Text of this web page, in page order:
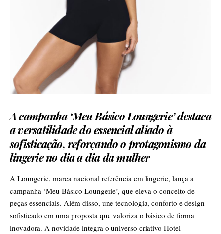
A campanha ‘Meu Básico Loungerie’ destaca
a versatilidade do essencial aliado à
sofisticação, reforçando o protagonismo da
lingerie no dia a dia da mulher
A Loungerie, marca nacional referência em lingerie, lança a
campanha ‘Meu Básico Loungerie’, que eleva o conceito de
peças essenciais. Além disso, une tecnologia, conforto e design
sofisticado em uma proposta que valoriza o básico de forma
inovadora. A novidade integra o universo criativo Hotel